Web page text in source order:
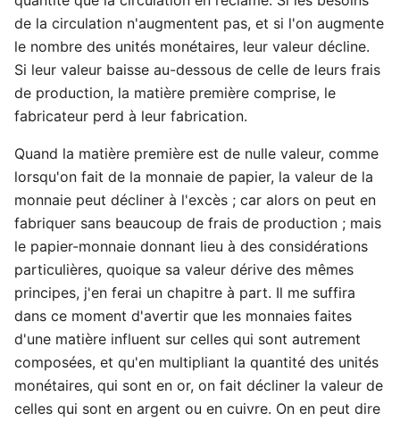
de la circulation n'augmentent pas, et si l'on augmente
le nombre des unités monétaires, leur valeur décline.
Si leur valeur baisse au-dessous de celle de leurs frais
de production, la matière première comprise, le
fabricateur perd à leur fabrication.
Quand la matière première est de nulle valeur, comme
lorsqu'on fait de la monnaie de papier, la valeur de la
monnaie peut décliner à l'excès ; car alors on peut en
fabriquer sans beaucoup de frais de production ; mais
le papier-monnaie donnant lieu à des considérations
particulières, quoique sa valeur dérive des mêmes
principes, j'en ferai un chapitre à part. Il me suffira
dans ce moment d'avertir que les monnaies faites
d'une matière influent sur celles qui sont autrement
composées, et qu'en multipliant la quantité des unités
monétaires, qui sont en or, on fait décliner la valeur de
celles qui sont en argent ou en cuivre. On en peut dire